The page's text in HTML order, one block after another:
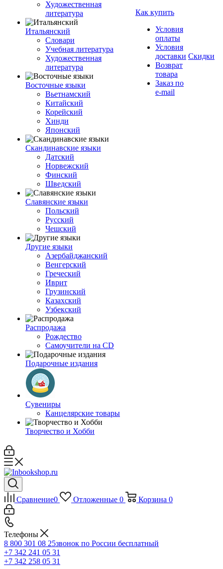
Художественная
литература
Итальянский
Словари
Учебная литература
Художественная
литература
Восточные языки
Вьетнамский
Китайский
Корейский
Хинди
Японский
Скандинавские языки
Датский
Норвежский
Финский
Шведский
Славянские языки
Польский
Русский
Чешский
Другие языки
Азербайджанский
Венгерский
Греческий
Иврит
Грузинский
Казахский
Узбекский
Распродажа
Рождество
Самоучители на CD
Подарочные издания
Сувениры
Канцелярские товары
Творчество и Хобби
Как купить
Условия
оплаты
Условия
доставки
Возврат
товара
Заказ по
e-mail
Скидки
Сравнение0 Отложенные 0 Корзина 0
Телефоны
8 800 301 08 25звонок по России бесплатный
+7 342 241 05 31
+7 342 258 05 31